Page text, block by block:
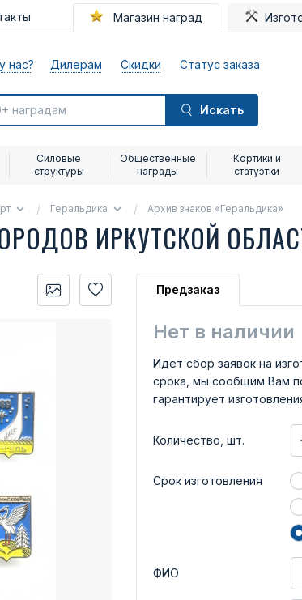
Магазин наград
нас? Дилерам Скидки Статус заказа
Искать
Силовые
структуры
Общественные
награды
Кортики и
статуэтки
Геральдика Архив знаков «Геральдика»
ИРКУТСКОЙ
Предзаказ
Нет в наличии
Идет сбор заявок на
срока, мы сообщим Вам
гарантирует
Количество, шт.
Срок изготовления
ФИО